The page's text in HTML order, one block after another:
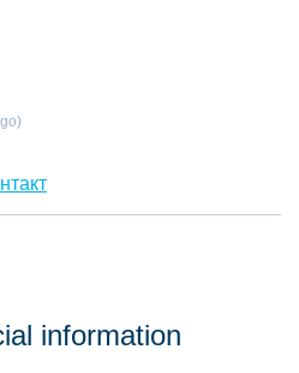
information